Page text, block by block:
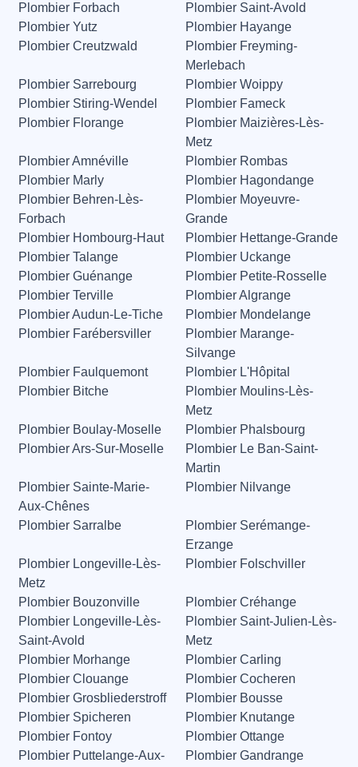
Plombier Forbach
Plombier Saint-Avold
Plombier Yutz
Plombier Hayange
Plombier Creutzwald
Plombier Freyming-
Merlebach
Plombier Sarrebourg
Plombier Woippy
Plombier Stiring-Wendel
Plombier Fameck
Plombier Florange
Plombier Maizières-Lès-
Metz
Plombier Amnéville
Plombier Rombas
Plombier Marly
Plombier Hagondange
Plombier Behren-Lès-
Forbach
Plombier Moyeuvre-
Grande
Plombier Hombourg-Haut
Plombier Hettange-Grande
Plombier Talange
Plombier Uckange
Plombier Guénange
Plombier Petite-Rosselle
Plombier Terville
Plombier Algrange
Plombier Audun-Le-Tiche
Plombier Mondelange
Plombier Farébersviller
Plombier Marange-
Silvange
Plombier Faulquemont
Plombier L'Hôpital
Plombier Bitche
Plombier Moulins-Lès-
Metz
Plombier Boulay-Moselle
Plombier Phalsbourg
Plombier Ars-Sur-Moselle
Plombier Le Ban-Saint-
Martin
Plombier Sainte-Marie-
Aux-Chênes
Plombier Nilvange
Plombier Sarralbe
Plombier Serémange-
Erzange
Plombier Longeville-Lès-
Metz
Plombier Folschviller
Plombier Bouzonville
Plombier Créhange
Plombier Longeville-Lès-
Saint-Avold
Plombier Saint-Julien-Lès-
Metz
Plombier Morhange
Plombier Carling
Plombier Clouange
Plombier Cocheren
Plombier Grosbliederstroff
Plombier Bousse
Plombier Spicheren
Plombier Knutange
Plombier Fontoy
Plombier Ottange
Plombier Puttelange-Aux-
Plombier Gandrange